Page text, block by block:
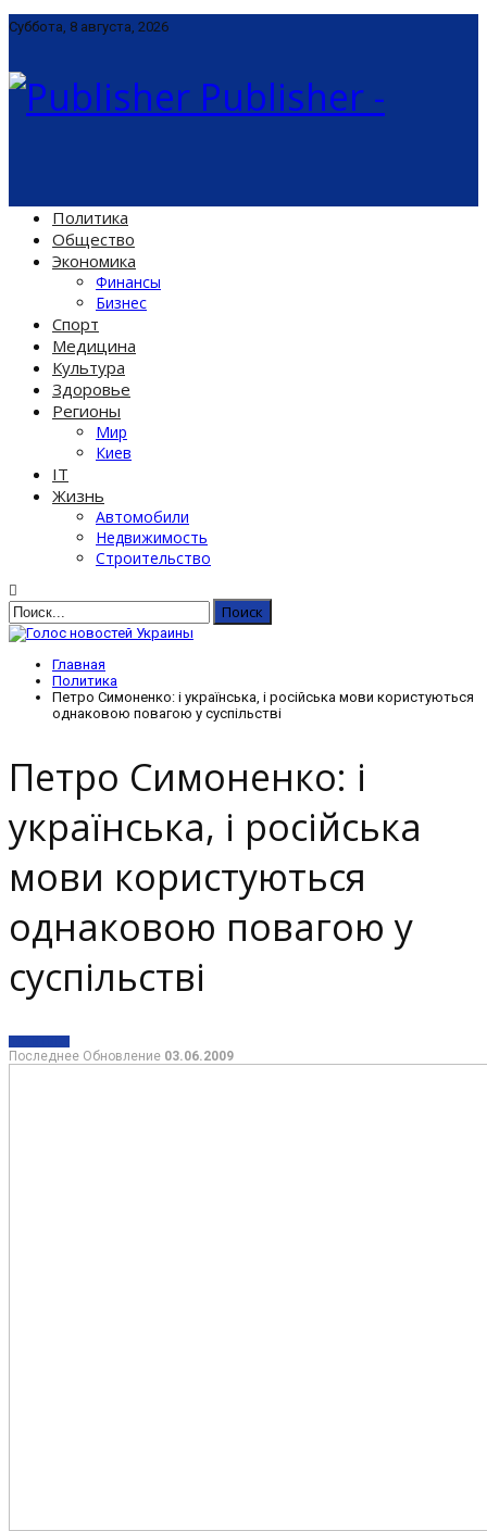
Суббота, 8 августа, 2026
Publisher -
Политика
Общество
Экономика
Финансы
Бизнес
Спорт
Медицина
Культура
Здоровье
Регионы
Мир
Киев
IT
Жизнь
Автомобили
Недвижимость
Строительство
Главная
Политика
Петро Симоненко: і українська, і російська мови користуються
однаковою повагою у суспільстві
Петро Симоненко: і
українська, і російська
мови користуються
однаковою повагою у
суспільстві
Последнее Обновление 03.06.2009